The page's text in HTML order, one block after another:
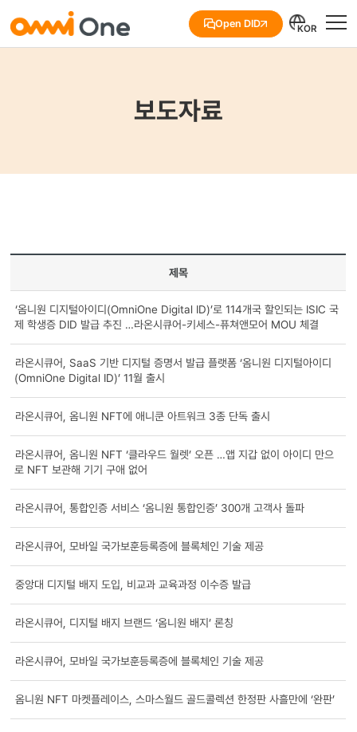
Open DID KOR
보도자료
제목
‘옴니원 디지털아이디(OmniOne Digital ID)’로 114개국 할인되는 ISIC 국
제 학생증 DID 발급 추진 …라온시큐어-키세스-퓨쳐앤모어 MOU 체결
라온시큐어, SaaS 기반 디지털 증명서 발급 플랫폼 ‘옴니원 디지털아이디
(OmniOne Digital ID)’ 11월 출시
라온시큐어, 옴니원 NFT에 애니쿤 아트워크 3종 단독 출시
라온시큐어, 옴니원 NFT ‘클라우드 월렛’ 오픈 …앱 지갑 없이 아이디 만으
로 NFT 보관해 기기 구애 없어
라온시큐어, 통합인증 서비스 ‘옴니원 통합인증’ 300개 고객사 돌파
라온시큐어, 모바일 국가보훈등록증에 블록체인 기술 제공
중앙대 디지털 배지 도입, 비교과 교육과정 이수증 발급
라온시큐어, 디지털 배지 브랜드 ‘옴니원 배지’ 론칭
라온시큐어, 모바일 국가보훈등록증에 블록체인 기술 제공
옴니원 NFT 마켓플레이스, 스마스월드 골드콜렉션 한정판 사흘만에 ‘완판’